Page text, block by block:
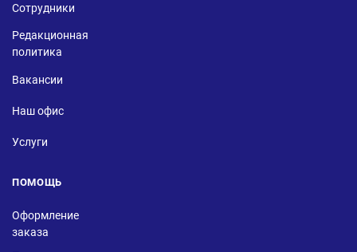
Сотрудники
Редакционная
политика
Вакансии
Наш офис
Услуги
ПОМОЩЬ
Оформление
заказа